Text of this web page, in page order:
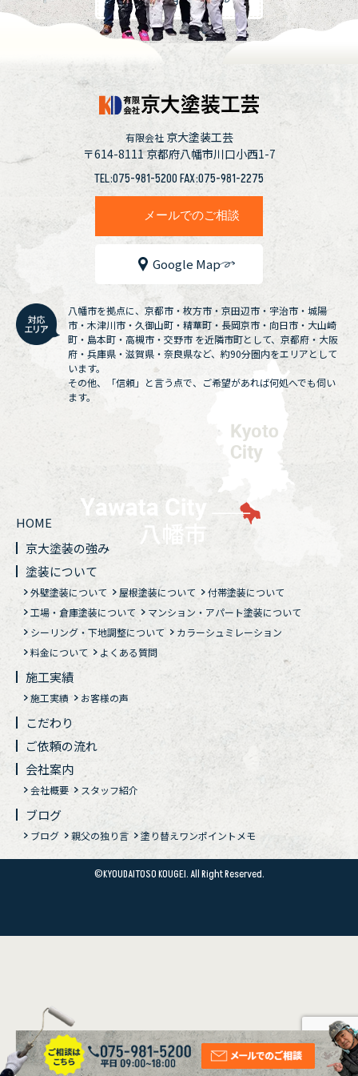
有限会社 京大塗装工芸
〒614-8111京都府八幡市川口小西1-7
TEL:075-981-5200 FAX:075-981-2275
メールでのご相談
Google Map
八幡市を拠点に、京都市・枚方市・京田辺市・宇治市・城陽
市・木津川市・久御山町・精華町・長岡京市・向日市・大山崎
町・島本町・高槻市・交野市 を近隣市町として、京都府・大阪
府・兵庫県・滋賀県・奈良県など、約90分圏内をエリアとして
います。
その他、「信頼」と言う点で、ご希望があれば何処へでも伺い
ます。
HOME
京大塗装の強み
塗装について
外壁塗装について 屋根塗装について
付帯塗装について
工場・倉庫塗装について
マンション・アパート塗装について
シーリング・下地調整について
カラーシュミレーション
料金について
よくある質問
施工実績
施工実績 お客様の声
こだわり
ご依頼の流れ
会社案内
会社概要 スタッフ紹介
ブログ
ブログ 親父の独り言 塗り替えワンポイントメモ
©KYOUDAITOSO KOUGEI. All Right Reserved.